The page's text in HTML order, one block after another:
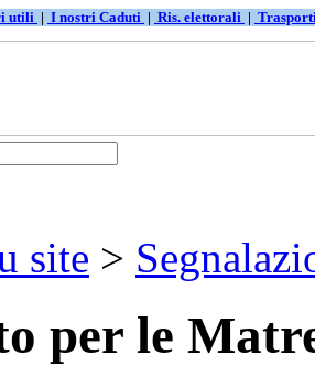
utili | I nostri Caduti | Ris. elettorali |
site >
per le